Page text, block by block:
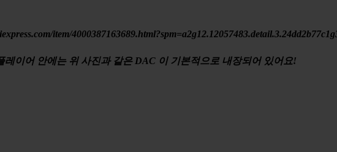
item/
레이어 안에는 위 사진과 같은 DAC 이 기본적으로 내장되어 있어요!